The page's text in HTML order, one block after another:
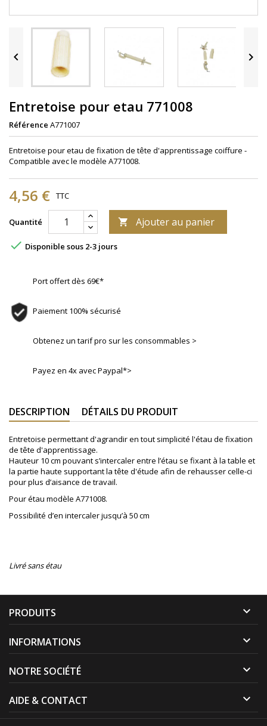
 
Entretoise pour etau 771008
Référence A771007
Entretoise pour etau de fixation de tête d'apprentissage coiffure -
Compatible avec le modèle A771008.
4,56 € TTC
Quantité  Ajouter au panier
 Disponible sous 2-3 jours
Port offert dès 69€*
Paiement 100% sécurisé
Obtenez un tarif pro sur les consommables >
Payez en 4x avec Paypal*>
DESCRIPTION DÉTAILS DU PRODUIT
Entretoise permettant d'agrandir en tout simplicité l'étau de fixation
de tête d'apprentissage.
Hauteur 10 cm pouvant s’intercaler entre l’étau se fixant à la table et
la partie haute supportant la tête d'étude afin de rehausser celle-ci
pour plus d’aisance de travail.
Pour étau modèle A771008.
Possibilité d’en intercaler jusqu’à 50 cm
Livré sans étau
PRODUITS 
INFORMATIONS 
NOTRE SOCIÉTÉ 
AIDE & CONTACT 